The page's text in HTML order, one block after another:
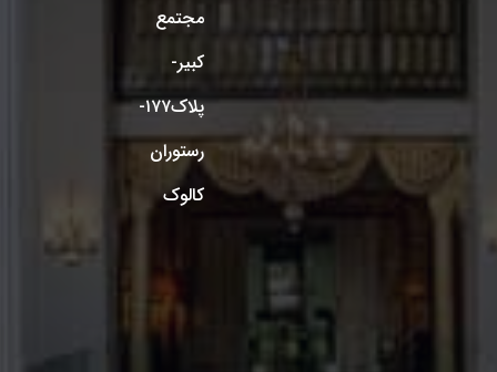
مجتمع
کبیر-
پلاک۱۷۷-
رستوران
کالوک